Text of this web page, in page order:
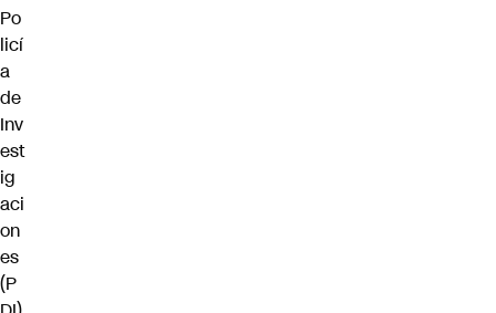
Po
licí
a
de
Inv
est
ig
aci
on
es
(P